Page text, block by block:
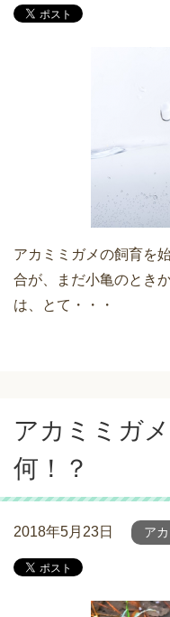
アカミミガメの飼育を
合が、まだ小亀のとき
は、とて・・・
アカミミガ
何！？
2018年5月23日 ア